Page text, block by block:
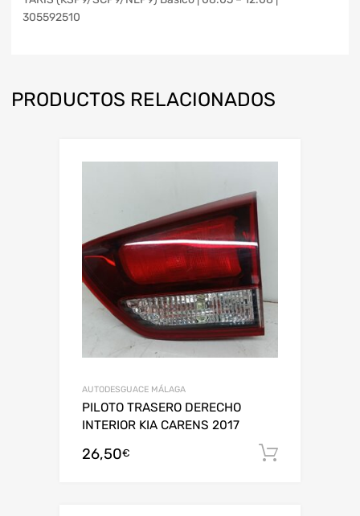
305592510
PRODUCTOS RELACIONADOS
AUTODESGUACE MÁLAGA
PILOTO TRASERO DERECHO
INTERIOR KIA CARENS 2017
26,50€